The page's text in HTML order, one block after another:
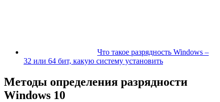
Что такое разрядность Windows –
32 или 64 бит, какую систему установить
Методы определения разрядности
Windows 10